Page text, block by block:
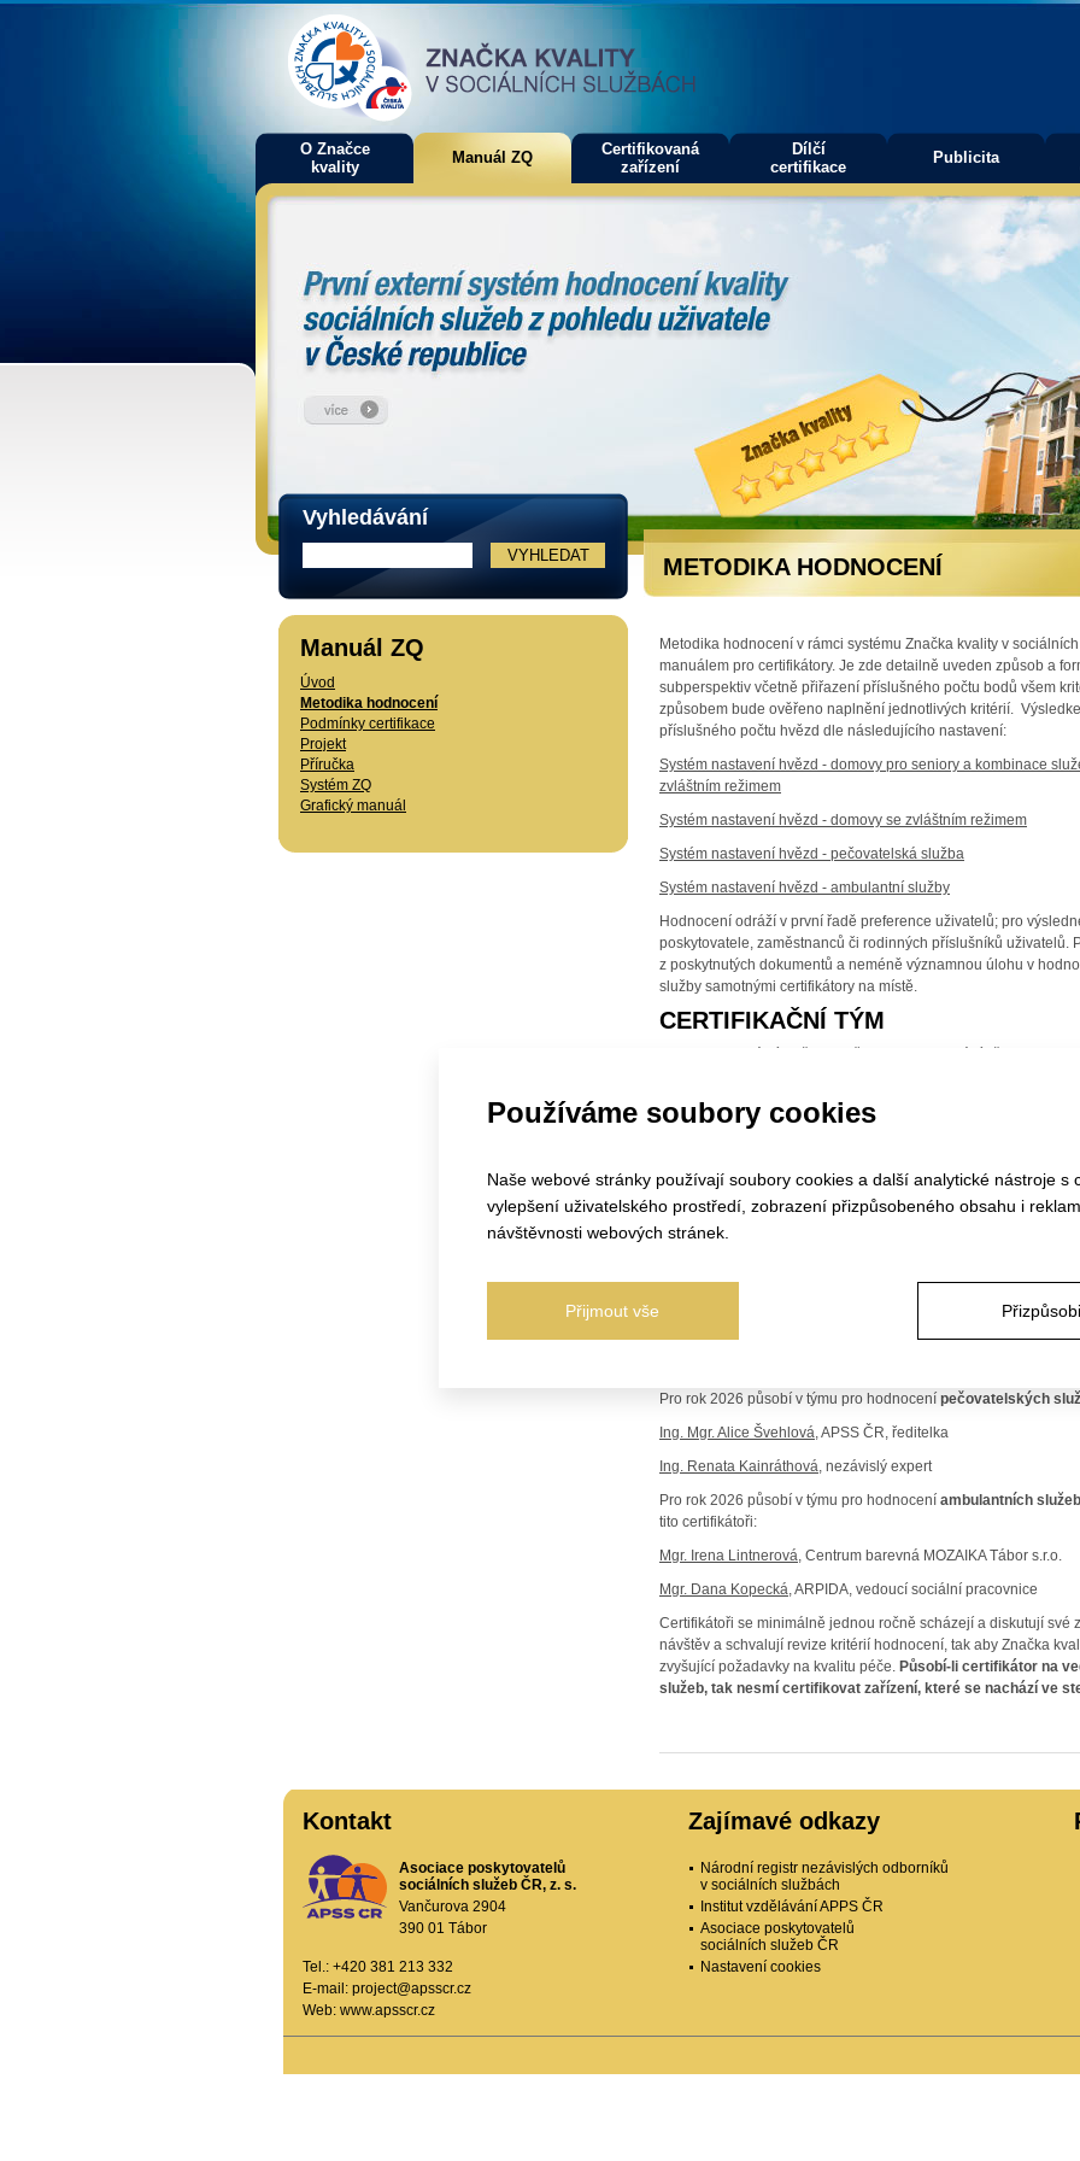
Používáme soubory cookies
Naše webové stránky používají soubory cookies a další analytické nástroje s
vylepšení uživatelského prostředí, zobrazení přizpůsobeného obsahu i
návštěvnosti webových stránek.
Přijmout vše
O Značce
kvality
Manuál ZQ
Certifikovaná
zařízení
Dílčí
certifikace
Publicita
Vyhledávání
Manuál ZQ
Úvod
Metodika hodnocení
Podmínky certifikace
Projekt
Příručka
Systém ZQ
Grafický manuál
METODIKA HODNOCENÍ
Metodika hodnocení v rámci systému Značka kvality v
manuálem pro certifikátory. Je zde detailně uveden způsob a
subperspektiv včetně přiřazení příslušného počtu bodů všem
způsobem bude ověřeno naplnění jednotlivých kritérií.
příslušného počtu hvězd dle následujícího nastavení:
Systém nastavení hvězd - domovy pro seniory a kombinace
zvláštním režimem
Systém nastavení hvězd - domovy se zvláštním režimem
Systém nastavení hvězd - pečovatelská služba
Systém nastavení hvězd - ambulantní služby
Hodnocení odráží v první řadě preference uživatelů; pro
poskytovatele, zaměstnanců či rodinných příslušníků uživatelů.
z poskytnutých dokumentů a neméně významnou úlohu v
služby samotnými certifikátory na místě.
CERTIFIKAČNÍ TÝM
Certifikaci sociální služby Značkou kvality provádí vždy min.
Certifikační tým od počátku působil v počtu 6 osob, které byly
základě jmenovacího dekretu po ukončení pilotních certifikací
k 21. 6. 2011, kdy byl systém oficiálně zpřístupněn veřejnosti.
v odborné pracovní skupině podíleli na vzniku a pilotním
v sociálních službách.
Pro rok 2026 působí v týmu pro hodnocení
Pro rok 2026 působí v týmu pro hodnocení pečovatelských
Ing. Mgr. Alice Švehlová, APSS ČR, ředitelka
Ing. Renata Kainráthová, nezávislý expert
Pro rok 2026 působí v týmu pro hodnocení ambulantních
tito certifikátoři:
Mgr. Irena Lintnerová, Centrum barevná MOZAIKA Tábor s.r.o.
Mgr. Dana Kopecká,ARPIDA, vedoucí sociální pracovnice
Certifikátoři se minimálně jednou ročně scházejí a diskutují své
návštěv a schvalují revize kritérií hodnocení, tak aby Značka
zvyšující požadavky na kvalitu péče. Působí-li certifikátor na
služeb, tak nesmí certifikovat zařízení, které se nachází ve
Kontakt
Asociace poskytovatelů
sociálních služeb ČR, z. s.
Vančurova 2904
390 01 Tábor
Tel.: +420 381 213 332
E-mail: project@apsscr.cz
Web: www.apsscr.cz
Zajímavé odkazy
Národní registr nezávislých odborníků
v sociálních službách
Institut vzdělávání APPS ČR
Asociace poskytovatelů
sociálních služeb ČR
Nastavení cookies